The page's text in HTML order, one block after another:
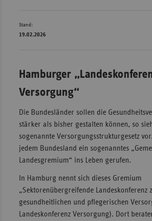
Stand:
19.02.2026
Hamburger
Versorgung“
Die Bundesländer sollen die
stärker als bisher gestalten können, so
sogenannte Versorgungsstrukturgesetz
jedem Bundesland ein sogenanntes
Landesgremium“ ins Leben gerufen.
In Hamburg nennt sich dieses Gremium
„Sektorenübergreifende Landeskonferenz
gesundheitlichen und pflegerischen
Landeskonferenz Versorgung). Dort